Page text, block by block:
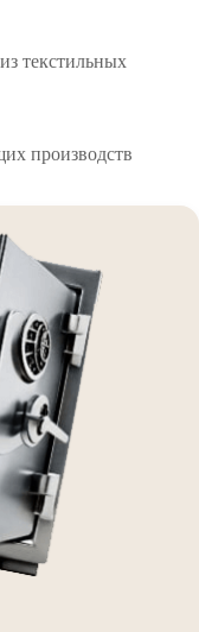
текстильных
производств